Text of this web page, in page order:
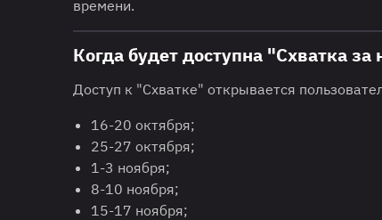
времени.
Когда будет доступна "Схватка за
Доступ к "Схватке" открывается
16-20 октября;
25-27 октября;
1-3 ноября;
8-10 ноября;
15-17 ноября;